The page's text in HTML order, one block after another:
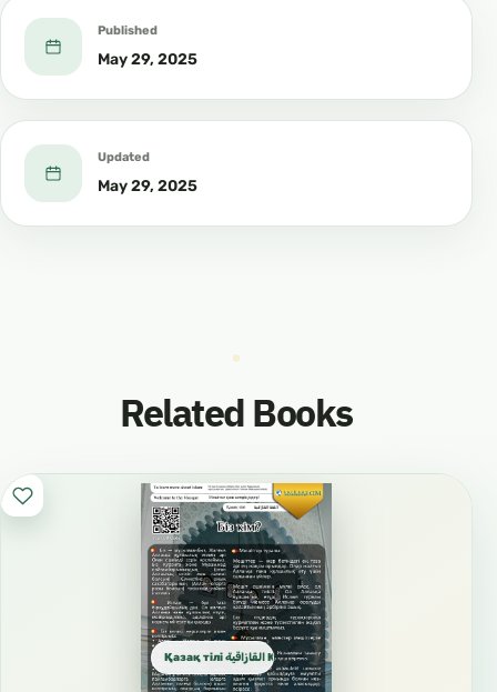
Published
May 29, 2025
Updated
May 29, 2025
Related Books
Қазақ тілі القازاقية Kazakh